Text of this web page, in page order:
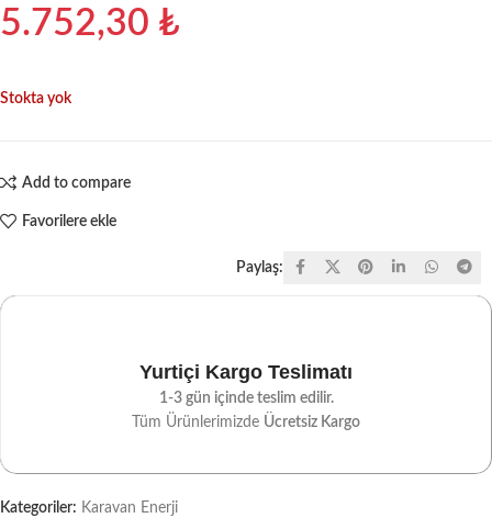
5.752,30 ₺
Stokta yok
Add to compare
Favorilere ekle
Paylaş:
Yurtiçi Kargo Teslimatı
1-3 gün içinde teslim edilir.
Tüm Ürünlerimizde Ücretsiz Kargo
Kategoriler: Karavan Enerji